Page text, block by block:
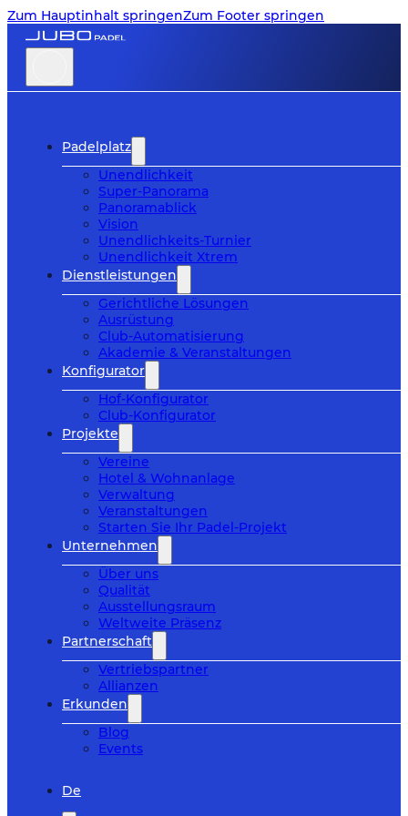
Zum Hauptinhalt springenZum Footer springen
Padelplatz
Unendlichkeit
Super-Panorama
Panoramablick
Vision
Unendlichkeits-Turnier
Unendlichkeit Xtrem
Dienstleistungen
Gerichtliche Lösungen
Ausrüstung
Club-Automatisierung
Akademie & Veranstaltungen
Konfigurator
Hof-Konfigurator
Club-Konfigurator
Projekte
Vereine
Hotel & Wohnanlage
Verwaltung
Veranstaltungen
Starten Sie Ihr Padel-Projekt
Unternehmen
Über uns
Qualität
Ausstellungsraum
Weltweite Präsenz
Partnerschaft
Vertriebspartner
Allianzen
Erkunden
Blog
Events
De